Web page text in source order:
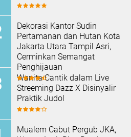
Dekorasi Kantor Sudin
Pertamanan dan Hutan Kota
Jakarta Utara Tampil Asri,
Cerminkan Semangat
Penghijauan
Wanita Cantik dalam Live
Streeming Dazz X Disinyalir
Praktik Judol
Mualem Cabut Pergub JKA,